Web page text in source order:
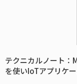
テクニカルノート：
を使いIoTアプリケ